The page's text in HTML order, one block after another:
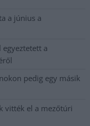
a június a
a
pedig egy másik
vitték el a mezőtúri